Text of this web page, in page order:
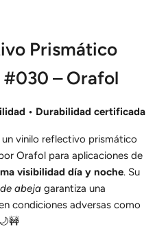
Prismático
– Orafol
• Durabilidad certificada
un vinilo reflectivo prismático
Orafol para aplicaciones de
visibilidad día y noche. Su
abeja garantiza una
condiciones adversas como